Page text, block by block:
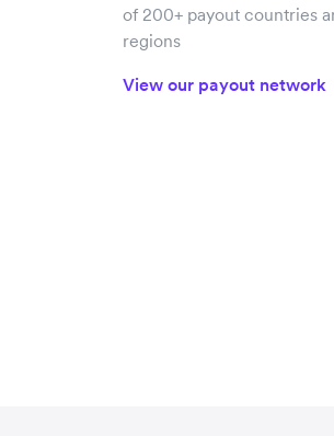
of 200+ payout countries
regions
View our payout network